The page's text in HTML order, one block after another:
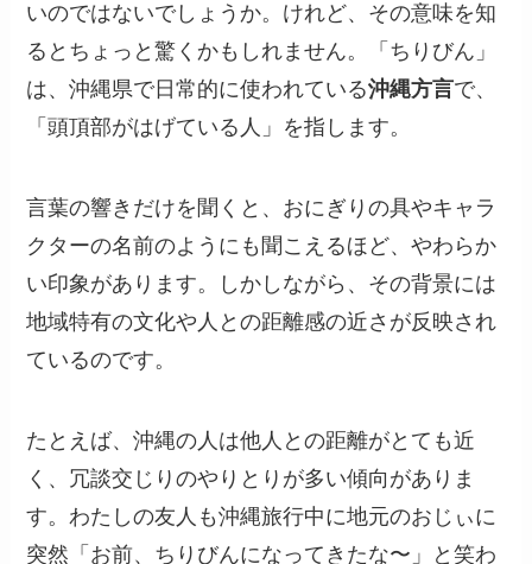
いのではないでしょうか。けれど、その意味を知
るとちょっと驚くかもしれません。「ちりびん」
は、沖縄県で日常的に使われている沖縄方言で、
「頭頂部がはげている人」を指します。
言葉の響きだけを聞くと、おにぎりの具やキャラ
クターの名前のようにも聞こえるほど、やわらか
い印象があります。しかしながら、その背景には
地域特有の文化や人との距離感の近さが反映され
ているのです。
たとえば、沖縄の人は他人との距離がとても近
く、冗談交じりのやりとりが多い傾向がありま
す。わたしの友人も沖縄旅行中に地元のおじぃに
突然「お前、ちりびんになってきたな〜」と笑わ